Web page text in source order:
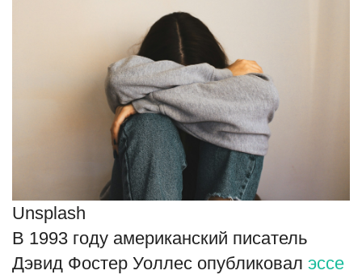
Unsplash
В 1993 году американский писатель
Дэвид Фостер Уоллес опубликовал эссе